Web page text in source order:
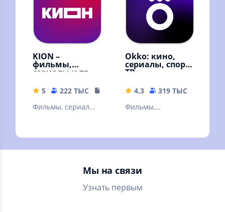
KION –
фильмы,
сериалы и тв
5 222 ТЫС
108.87 MB
Фильмы, сериалы
Okko: кино,
сериалы, спорт,
ТВ
4.3 319 ТЫС
Фильмы,
мультфильмы и ТВ-
каналы онлайн в
Мы на связи
Узнать первым